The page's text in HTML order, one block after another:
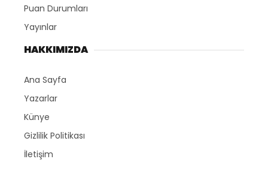
Puan Durumları
Yayınlar
HAKKIMIZDA
Ana Sayfa
Yazarlar
Künye
Gizlilik Politikası
İletişim